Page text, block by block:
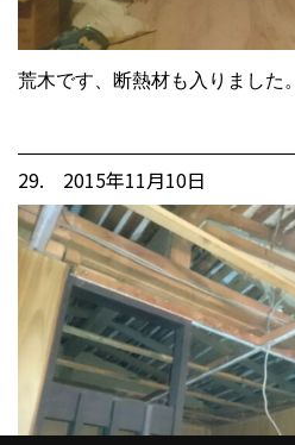
荒木です、断熱材も入りました。
29. 2015年11月10日